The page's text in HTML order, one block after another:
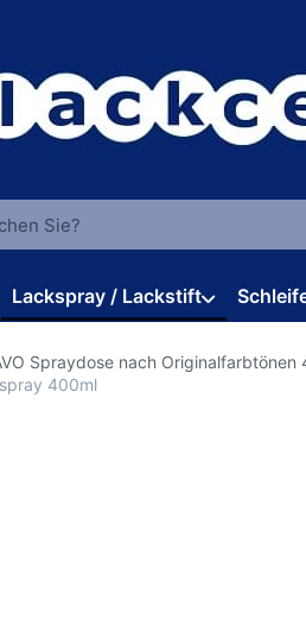
ein. Während Sie
Lackspray / Lackstift
Spraydose nach Originalfarbtönen
400ml